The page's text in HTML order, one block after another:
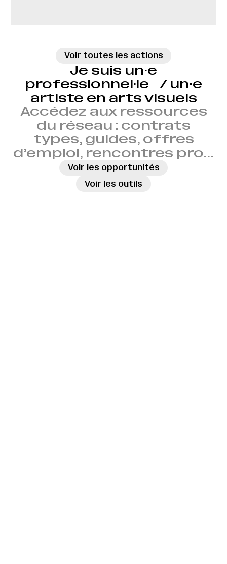
Voir toutes les actions
Je suis un·e
professionnel·le / un·e
artiste en arts visuels
Accédez aux ressources
du réseau : contrats
types, guides, offres
d’emploi, rencontres pro…
Voir les opportunités
Voir les outils